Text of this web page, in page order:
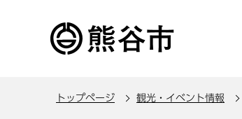
トップページ 観光・イベント情報